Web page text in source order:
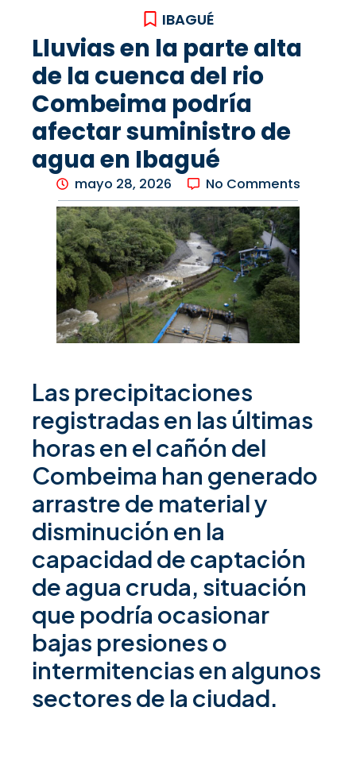
IBAGUÉ
Lluvias en la parte alta
de la cuenca del rio
Combeima podría
afectar suministro de
agua en Ibagué
mayo 28, 2026 No Comments
Las precipitaciones
registradas en las últimas
horas en el cañón del
Combeima han generado
arrastre de material y
disminución en la
capacidad de captación
de agua cruda, situación
que podría ocasionar
bajas presiones o
intermitencias en algunos
sectores de la ciudad.